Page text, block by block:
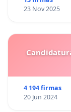
23 Nov 2025
4 194 firmas
20 Jun 2024